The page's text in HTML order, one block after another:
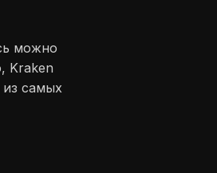
можно
Kraken
из самых